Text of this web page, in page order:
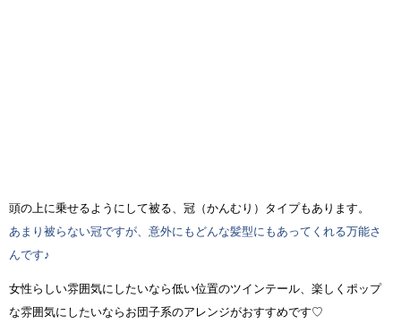
頭の上に乗せるようにして被る、冠（かんむり）タイプもあります。
あまり被らない冠ですが、意外にもどんな髪型にもあってくれる万能さ
んです♪
女性らしい雰囲気にしたいなら低い位置のツインテール、楽しくポップ
な雰囲気にしたいならお団子系のアレンジがおすすめです♡